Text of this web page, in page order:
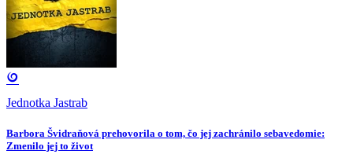
Jednotka Jastrab
Barbora Švidraňová prehovorila o tom, čo jej zachránilo sebavedomie:
Zmenilo jej to život